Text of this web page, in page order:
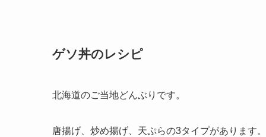
ゲソ丼のレシピ
北海道のご当地どんぶりです。
唐揚げ、炒め揚げ、天ぷらの3タイプがあります。